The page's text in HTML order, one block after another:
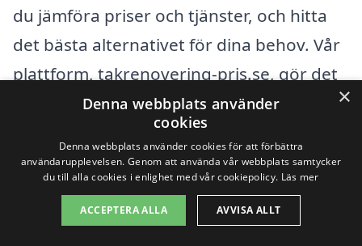
du jämföra priser och tjänster, och hitta
det bästa alternativet för dina behov. Vår
plattform, takrenovering-pris.se, gör det
enkelt att hämta in flera erbjudanden från
kvalificerade entreprenörer i ditt område.
Tveka inte att utnyttja dessa resurser för
att säkerställa en framgångsrik och
kostnadseffektiv renovering av ditt tak!
×
Denna webbplats använder
cookies
Denna webbplats använder cookies för att förbättra
användarupplevelsen. Genom att använda vår webbplats samtycker
du till alla cookies i enlighet med vår cookiepolicy. Läs mer
ACCEPTERA ALLA AVVISA ALLT